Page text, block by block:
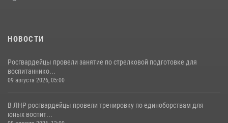
НОВОСТИ
Росгвардейцы провели занятие по стрелковой подготовке для
воспитаннико...
09 августа 2026, 05:00
В ЛНР росгвардейцы провели тренировку по единоборствам для
юных воспит...